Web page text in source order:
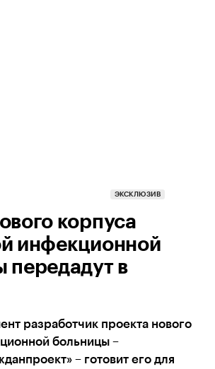
ЭКСКЛЮЗИВ
корпуса
инфекционной
передадут в
разработчик проекта нового
больницы –
– готовит его для